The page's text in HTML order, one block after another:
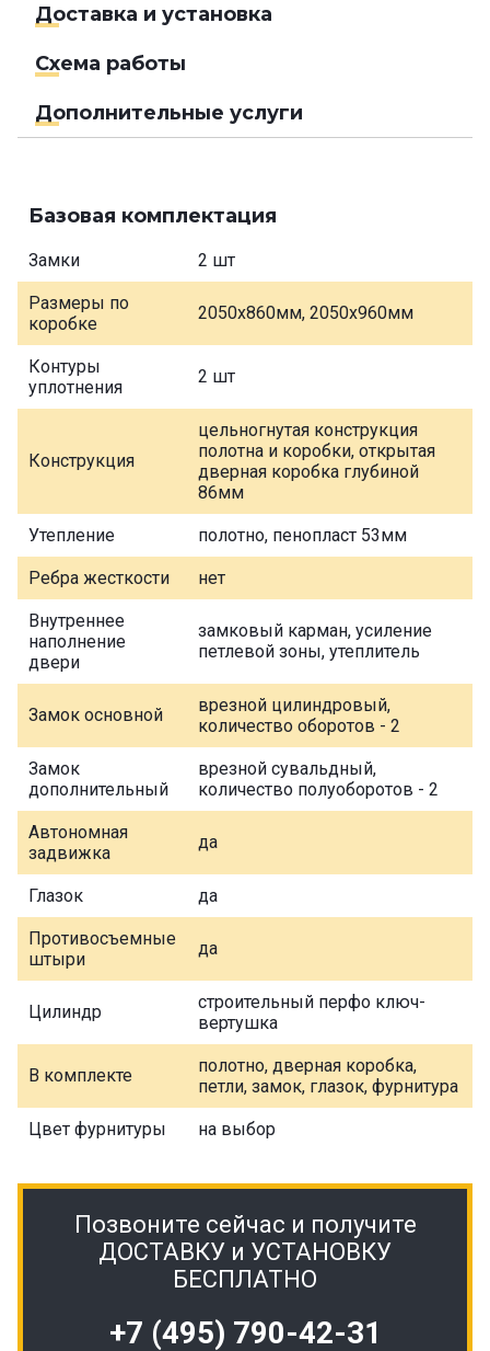
Доставка и установка
Схема работы
Дополнительные услуги
Базовая комплектация
Замки 2 шт
Размеры по
коробке
2050х860мм, 2050х960мм
Контуры
уплотнения
2 шт
Конструкция
цельногнутая конструкция
полотна и коробки, открытая
дверная коробка глубиной
86мм
Утепление полотно, пенопласт 53мм
Ребра жесткости нет
Внутреннее
наполнение
двери
замковый карман, усиление
петлевой зоны, утеплитель
Замок основной
врезной цилиндровый,
количество оборотов - 2
Замок
дополнительный
врезной сувальдный,
количество полуоборотов - 2
Автономная
задвижка
да
Глазок да
Противосъемные
штыри
да
Цилиндр
строительный перфо ключ-
вертушка
В комплекте
полотно, дверная коробка,
петли, замок, глазок, фурнитура
Цвет фурнитуры на выбор
Позвоните сейчас и получите
ДОСТАВКУ и УСТАНОВКУ
БЕСПЛАТНО
+7 (495) 790-42-31